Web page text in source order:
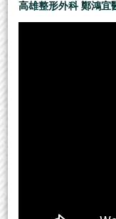
高雄整形外科 鄭鴻宜